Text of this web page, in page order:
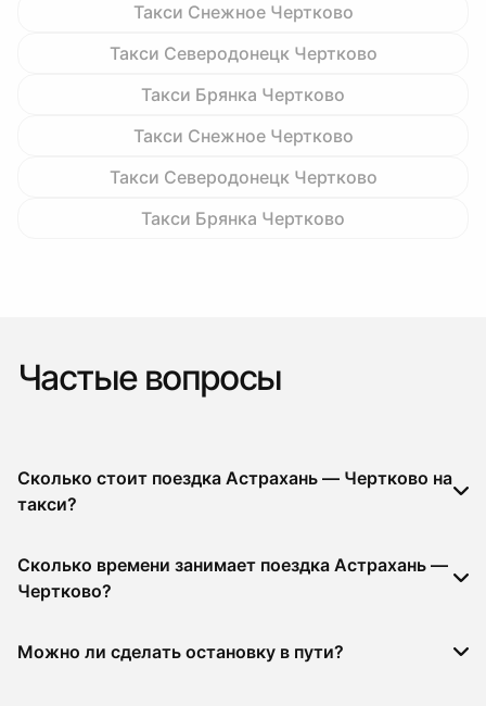
Такси Снежное Чертково
Такси Северодонецк Чертково
Такси Брянка Чертково
Такси Снежное Чертково
Такси Северодонецк Чертково
Такси Брянка Чертково
Частые вопросы
Сколько стоит поездка Астрахань — Чертково на
такси?
Сколько времени занимает поездка Астрахань —
Чертково?
Можно ли сделать остановку в пути?